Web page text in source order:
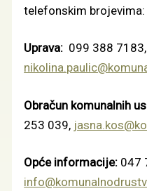
telefonskim brojevima:
Uprava: 099 388 7183,
Obračun komunalnih
253 039,
Opće informacije: 047